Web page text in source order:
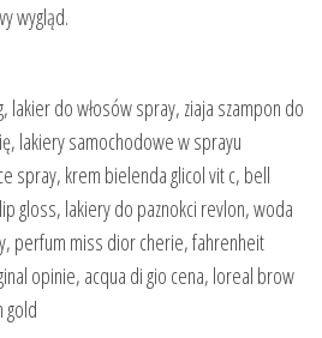
wygląd.
do włosów spray, ziaja szampon do
lakiery samochodowe w sprayu
spray, krem bielenda glicol vit c, bell
gloss, lakiery do paznokci revlon, woda
perfum miss dior cherie, fahrenheit
opinie, acqua di gio cena, loreal brow
gold